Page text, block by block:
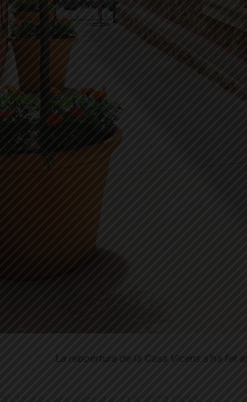
La reboertura de la Casa Vicens s'ha fet